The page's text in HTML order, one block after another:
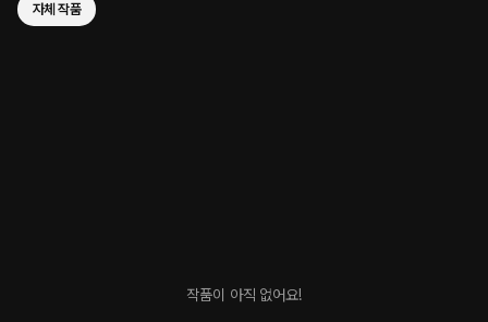
자체 작품
작품이 아직 없어요!